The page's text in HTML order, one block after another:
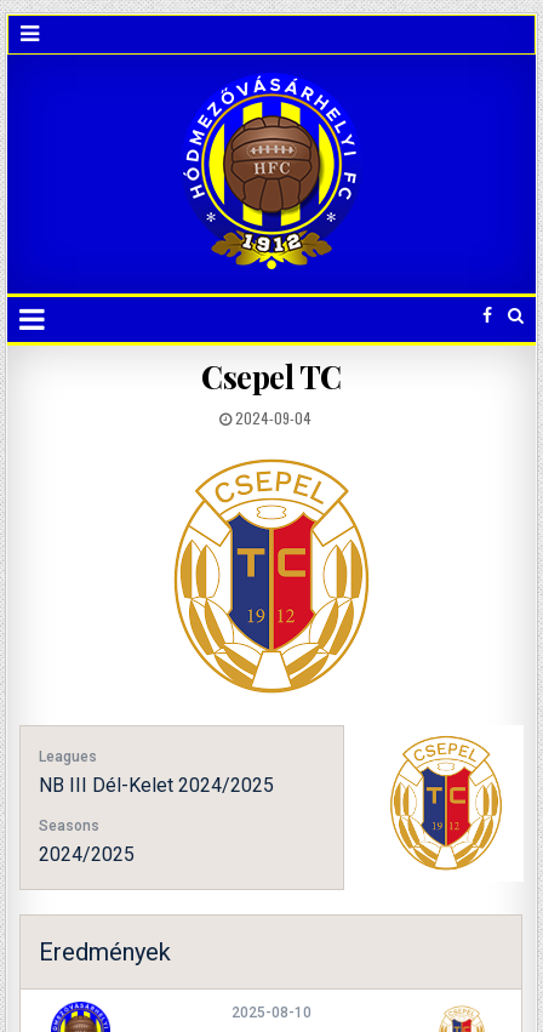
Csepel TC
2024-09-04
Leagues
NB III Dél-Kelet 2024/2025
Seasons
2024/2025
Eredmények
2025-08-10